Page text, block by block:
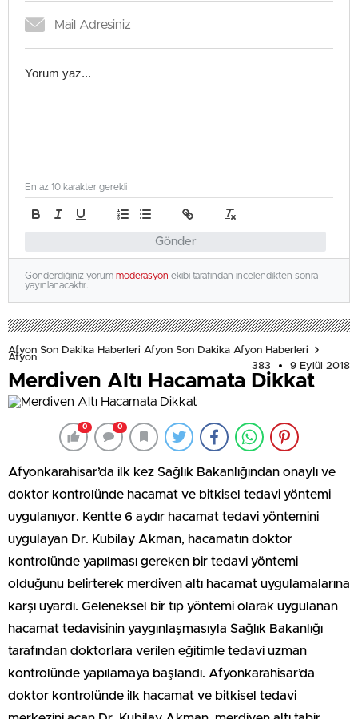
Gönder
En az 10 karakter gerekli
Gönderdiğiniz yorum moderasyon ekibi tarafından incelendikten sonra
yayınlanacaktır.
Afyon Son Dakika Haberleri Afyon Son Dakika Afyon Haberleri
Afyon
383
9 Eylül 2018
Merdiven Altı Hacamata Dikkat
0 0
Afyonkarahisar’da ilk kez Sağlık Bakanlığından onaylı ve
doktor kontrolünde hacamat ve bitkisel tedavi yöntemi
uygulanıyor. Kentte 6 aydır hacamat tedavi yöntemini
uygulayan Dr. Kubilay Akman, hacamatın doktor
kontrolünde yapılması gereken bir tedavi yöntemi
olduğunu belirterek merdiven altı hacamat uygulamalarına
karşı uyardı. Geleneksel bir tıp yöntemi olarak uygulanan
hacamat tedavisinin yaygınlaşmasıyla Sağlık Bakanlığı
tarafından doktorlara verilen eğitimle tedavi uzman
kontrolünde yapılamaya başlandı. Afyonkarahisar’da
doktor kontrolünde ilk hacamat ve bitkisel tedavi